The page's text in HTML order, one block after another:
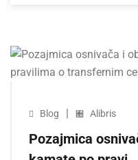
Blog | Alibris
Pozajmica